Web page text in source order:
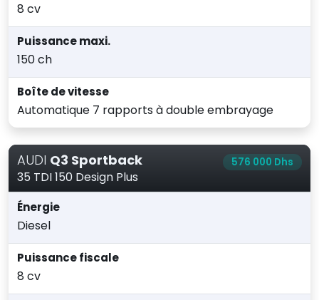
8 cv
Puissance maxi.
150 ch
Boîte de vitesse
Automatique 7 rapports à double embrayage
AUDI Q3 Sportback
35 TDI 150 Design Plus
576 000 Dhs
Énergie
Diesel
Puissance fiscale
8 cv